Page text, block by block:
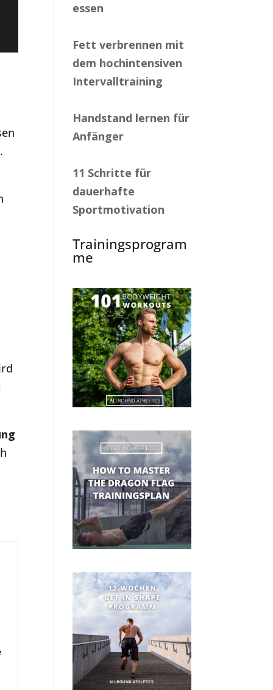
essen
Fett verbrennen mit
dem hochintensiven
Intervalltraining
Handstand lernen für
Anfänger
11 Schritte für
dauerhafte
Sportmotivation
Trainingsprogram
me